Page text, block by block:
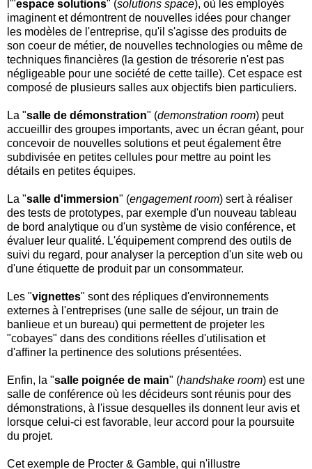
l'"espace solutions" (solutions space), où les employés
imaginent et démontrent de nouvelles idées pour changer
les modèles de l'entreprise, qu'il s'agisse des produits de
son coeur de métier, de nouvelles technologies ou même de
techniques financières (la gestion de trésorerie n'est pas
négligeable pour une société de cette taille). Cet espace est
composé de plusieurs salles aux objectifs bien particuliers.
La "salle de démonstration" (demonstration room) peut
accueillir des groupes importants, avec un écran géant, pour
concevoir de nouvelles solutions et peut également être
subdivisée en petites cellules pour mettre au point les
détails en petites équipes.
La "salle d'immersion" (engagement room) sert à réaliser
des tests de prototypes, par exemple d'un nouveau tableau
de bord analytique ou d'un système de visio conférence, et
évaluer leur qualité. L'équipement comprend des outils de
suivi du regard, pour analyser la perception d'un site web ou
d'une étiquette de produit par un consommateur.
Les "vignettes" sont des répliques d'environnements
externes à l'entreprises (une salle de séjour, un train de
banlieue et un bureau) qui permettent de projeter les
"cobayes" dans des conditions réelles d'utilisation et
d'affiner la pertinence des solutions présentées.
Enfin, la "salle poignée de main" (handshake room) est une
salle de conférence où les décideurs sont réunis pour des
démonstrations, à l'issue desquelles ils donnent leur avis et
lorsque celui-ci est favorable, leur accord pour la poursuite
du projet.
Cet exemple de Procter & Gamble, qui n'illustre